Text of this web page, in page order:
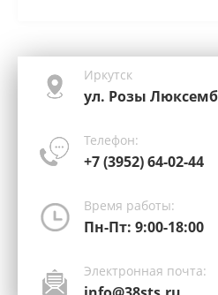
Иркутск
ул. Розы
Телефон:
+7 (3952) 64-02-44
Время работы:
Пн-Пт: 9:00-18:00
Электронная почта: